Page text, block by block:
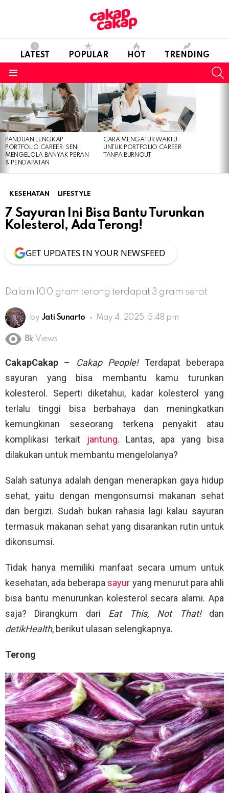
LATEST POPULAR HOT TRENDING
LATEST
STORIES
PANDUAN LENGKAP
PORTFOLIO CAREER: SENI
MENGELOLA BANYAK PERAN
& PENDAPATAN
CARA MENGATUR WAKTU
UNTUK PORTFOLIO CAREER
TANPA BURNOUT
KESEHATAN LIFESTYLE
7 Sayuran Ini Bisa Bantu Turunkan
Kolesterol, Ada Terong!
GET UPDATES IN YOUR NEWSFEED
Dalam 100 gram terong terdapat 3 gram serat
by Jati Sunarto May 4, 2025, 5:48 pm
8k Views
CakapCakap – Cakap People!Terdapat beberapa
sayuran yang bisa membantu kamu turunkan
kolesterol. Seperti diketahui, kadar kolesterol yang
terlalu tinggi bisa berbahaya dan meningkatkan
kemungkinan seseorang terkena penyakit atau
komplikasi terkait
jantung. Lantas, apa yang bisa
dilakukan untuk membantu mengelolanya?
Salah satunya adalah dengan menerapkan gaya hidup
sehat, yaitu dengan mengonsumsi makanan sehat
dan bergizi. Sudah bukan rahasia lagi kalau sayuran
termasuk makanan sehat yang disarankan rutin untuk
dikonsumsi.
Tidak hanya memiliki manfaat secara umum untuk
kesehatan, ada beberapa sayur yang menurut para ahli
bisa bantu menurunkan kolesterol secara alami. Apa
saja? Dirangkum dari Eat This, Not That!dan
detikHealth, berikut ulasan selengkapnya.
Terong